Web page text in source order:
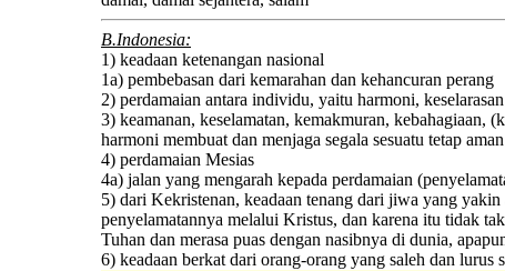
B.Indonesia:
1) keadaan ketenangan nasional
1a) pembebasan dari kemarahan dan kehancuran perang
2) perdamaian antara individu, yaitu harmoni, keselarasan
3) keamanan, keselamatan, kemakmuran, kebahagiaan,
harmoni membuat dan menjaga segala sesuatu tetap
4) perdamaian Mesias
4a) jalan yang mengarah kepada perdamaian
5) dari Kekristenan, keadaan tenang dari jiwa yang yakin
penyelamatannya melalui Kristus, dan karena itu tidak
Tuhan dan merasa puas dengan nasibnya di dunia,
6) keadaan berkat dari orang-orang yang saleh dan lurus